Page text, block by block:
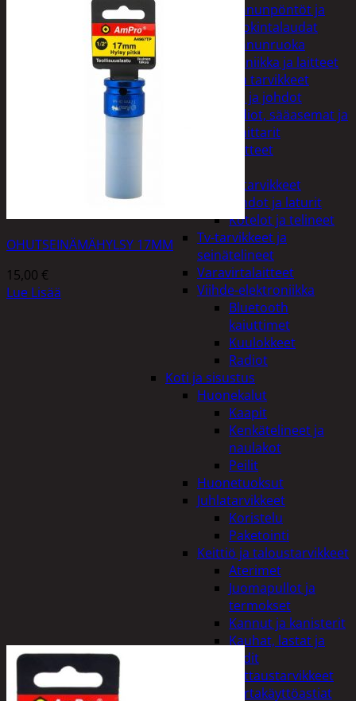
Linnunpöntöt ja
ruokintalaudat
Linnunruoka
Kodin elektroniikka ja laitteet
Imurit ja tarvikkeet
Kaapelit ja johdot
Kelloradiot, sääasemat ja
lämpömittarit
Oheislaitteet
Puhelintarvikkeet
Johdot ja laturit
Kotelot ja telineet
Tv-tarvikkeet ja
seinätelineet
Varavirtalaitteet
Viihde-elektroniikka
Bluetooth
kaiuttimet
Kuulokkeet
Radiot
Koti ja sisustus
Huonekalut
Kaapit
Kenkätelineet ja
naulakot
Peilit
Huonetuoksut
Juhlatarvikkeet
Koristelu
Paketointi
Keittiö ja taloustarvikkeet
Aterimet
Juomapullot ja
termokset
Kannut ja kanisterit
Kauhat, lastat ja
sudit
Kattaustarvikkeet
Kertakäyttöastiat
OHUTSEINÄMÄHYLSY 17MM
15,00 €
Lue Lisää